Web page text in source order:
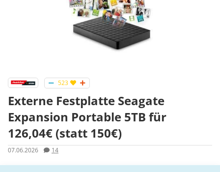
523
Externe Festplatte Seagate
Expansion Portable 5TB für
126,04€ (statt 150€)
07.06.2026 14